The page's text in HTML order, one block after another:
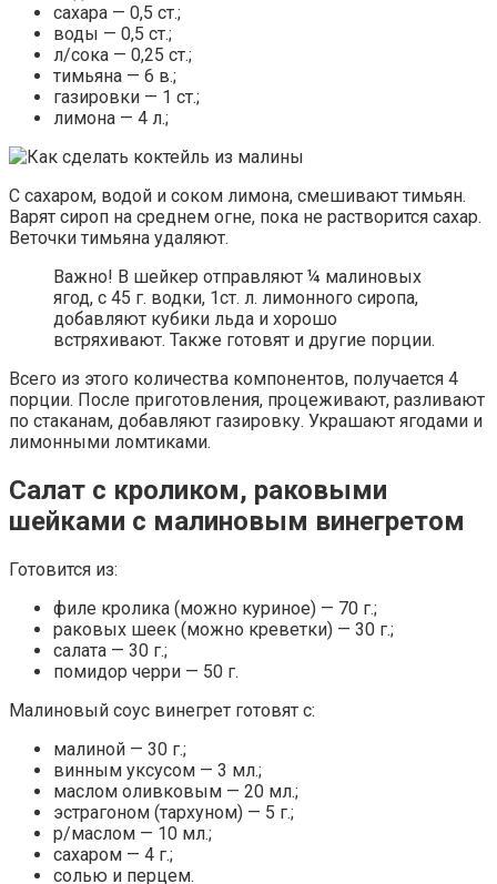
сахара — 0,5 ст.;
воды — 0,5 ст.;
л/сока — 0,25 ст.;
тимьяна — 6 в.;
газировки — 1 ст.;
лимона — 4 л.;
С сахаром, водой и соком лимона, смешивают тимьян.
Варят сироп на среднем огне, пока не растворится сахар.
Веточки тимьяна удаляют.
Важно! В шейкер отправляют ¼ малиновых
ягод, с 45 г. водки, 1ст. л. лимонного сиропа,
добавляют кубики льда и хорошо
встряхивают. Также готовят и другие порции.
Всего из этого количества компонентов, получается 4
порции. После приготовления, процеживают, разливают
по стаканам, добавляют газировку. Украшают ягодами и
лимонными ломтиками.
Салат с кроликом, раковыми
шейками с малиновым винегретом
Готовится из:
филе кролика (можно куриное) — 70 г.;
раковых шеек (можно креветки) — 30 г.;
салата — 30 г.;
помидор черри — 50 г.
Малиновый соус винегрет готовят с:
малиной — 30 г.;
винным уксусом — 3 мл.;
маслом оливковым — 20 мл.;
эстрагоном (тархуном) — 5 г.;
р/маслом — 10 мл.;
сахаром — 4 г.;
солью и перцем.